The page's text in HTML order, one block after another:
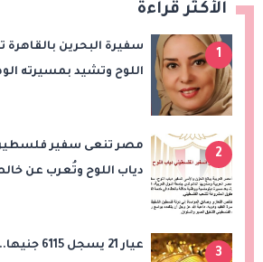
الأكثر قراءة
1
سفيرة البحرين بالقاهرة
اللوح وتشيد بمسيرته
2
مصر تنعى سفير فلسطين
دياب اللوح وتُعرب عن
3
عيار 21